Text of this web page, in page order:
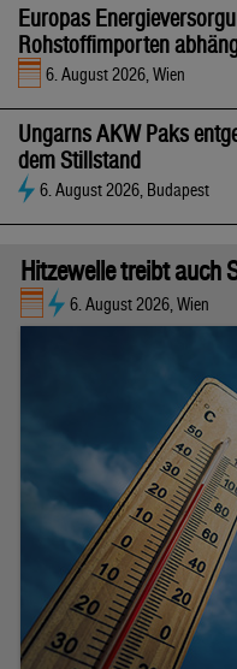
Europas
Rohstoffimporten
6. August 2026, Wien
Ungarns AKW Paks
dem Stillstand
6. August 2026, Budapest
Hitzewelle treibt auch
6. August 2026, Wien